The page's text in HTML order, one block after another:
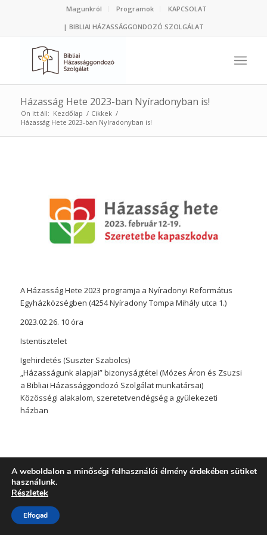
Magunkról Programok
KAPCSOLAT
| BIBLIAI HÁZASSÁGGONDOZÓ SZOLGÁLAT
Házasság Hete 2023-ban Nyíradonyban is!
Ön itt áll: Kezdőlap / Cikkek /
Házasság Hete 2023-ban Nyíradonyban is!
A Házasság Hete 2023 programja a Nyíradonyi Református
Egyházközségben (4254 Nyíradony Tompa Mihály utca 1.)
2023.02.26. 10 óra
Istentisztelet
Igehirdetés (Suszter Szabolcs)
„Házasságunk alapjai” bizonyságtétel (Mózes Áron és Zsuzsi
a Bibliai Házassággondozó Szolgálat munkatársai)
Közösségi alakalom, szeretetvendégség a gyülekezeti
házban
© Copyright - Bibliai Házassággondozó Szolgálat | Honlapkészítés:
APCSEL29
A weboldalon a minőségi felhasználói élmény érdekében sütiket
használunk.
Részletek
Elfogad